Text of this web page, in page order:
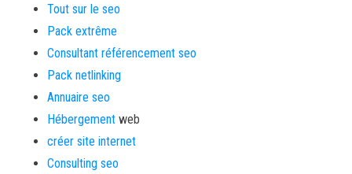
Tout sur le seo
Pack extrême
Consultant référencement seo
Pack netlinking
Annuaire seo
Hébergement web
créer site internet
Consulting seo